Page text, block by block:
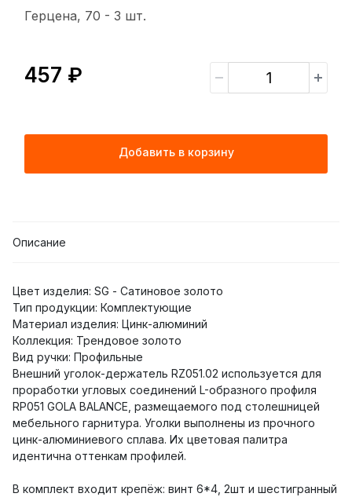
Герцена, 70 - 3 шт.
457 ₽
Добавить в корзину
Описание
Цвет изделия: SG - Сатиновое золото
Тип продукции: Комплектующие
Материал изделия: Цинк-алюминий
Коллекция: Трендовое золото
Вид ручки: Профильные
Внешний уголок-держатель RZ051.02 используется для
проработки угловых соединений L-образного профиля
RP051 GOLA BALANCE, размещаемого под столешницей
мебельного гарнитура. Уголки выполнены из прочного
цинк-алюминиевого сплава. Их цветовая палитра
идентична оттенкам профилей.
В комплект входит крепёж: винт 6*4, 2шт и шестигранный